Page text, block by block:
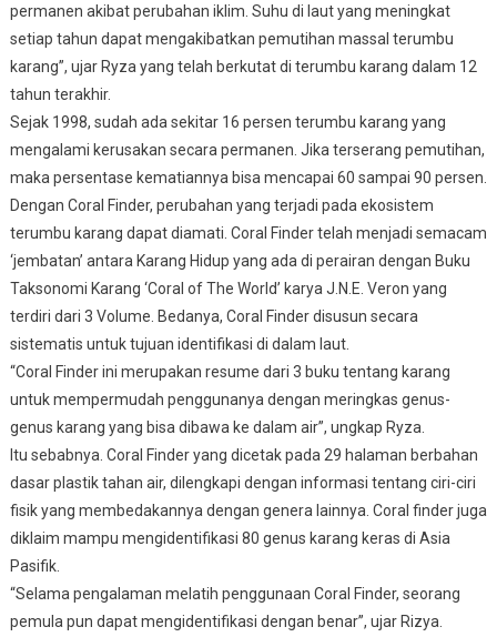
permanen akibat perubahan iklim. Suhu di laut yang meningkat
setiap tahun dapat mengakibatkan pemutihan massal terumbu
karang”, ujar Ryza yang telah berkutat di terumbu karang dalam 12
tahun terakhir.
Sejak 1998, sudah ada sekitar 16 persen terumbu karang yang
mengalami kerusakan secara permanen. Jika terserang pemutihan,
maka persentase kematiannya bisa mencapai 60 sampai 90 persen.
Dengan Coral Finder, perubahan yang terjadi pada ekosistem
terumbu karang dapat diamati. Coral Finder telah menjadi semacam
‘jembatan’ antara Karang Hidup yang ada di perairan dengan Buku
Taksonomi Karang ‘Coral of The World’ karya J.N.E. Veron yang
terdiri dari 3 Volume. Bedanya, Coral Finder disusun secara
sistematis untuk tujuan identifikasi di dalam laut.
“Coral Finder ini merupakan resume dari 3 buku tentang karang
untuk mempermudah penggunanya dengan meringkas genus-
genus karang yang bisa dibawa ke dalam air”, ungkap Ryza.
Itu sebabnya. Coral Finder yang dicetak pada 29 halaman berbahan
dasar plastik tahan air, dilengkapi dengan informasi tentang ciri-ciri
fisik yang membedakannya dengan genera lainnya. Coral finder juga
diklaim mampu mengidentifikasi 80 genus karang keras di Asia
Pasifik.
“Selama pengalaman melatih penggunaan Coral Finder, seorang
pemula pun dapat mengidentifikasi dengan benar”, ujar Rizya.